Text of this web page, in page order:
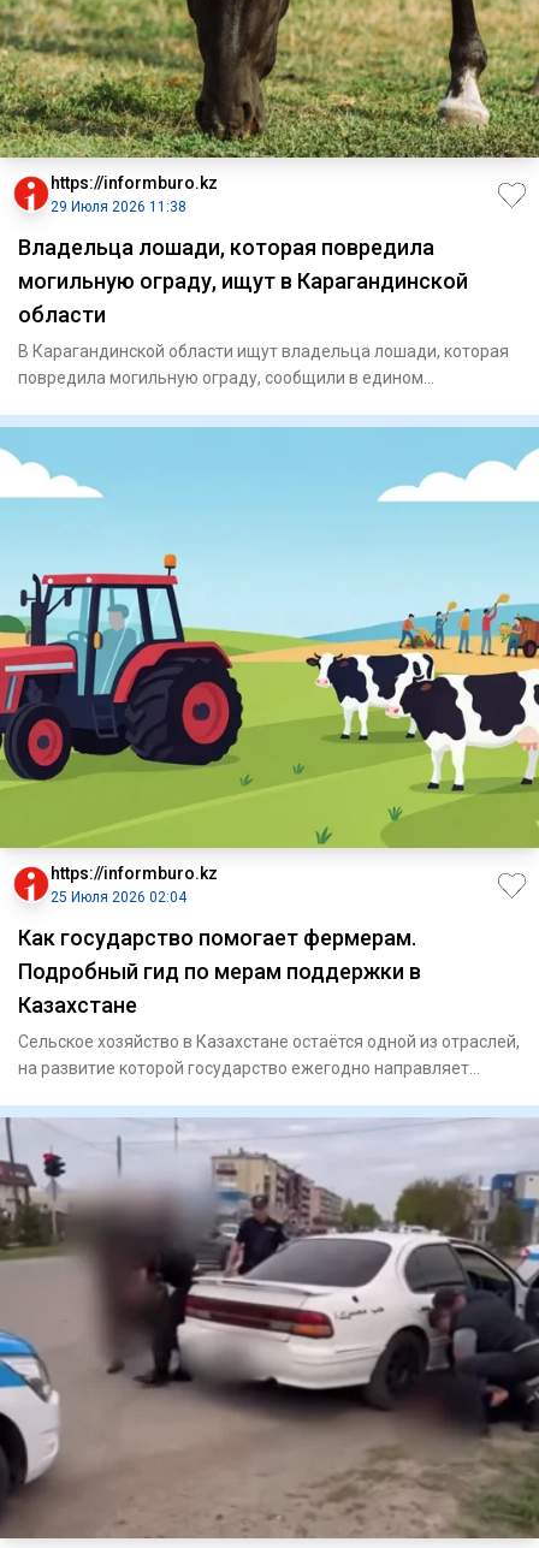
https://informburo.kz
29 Июля 2026 11:38
Владельца лошади, которая повредила
могильную ограду, ищут в Карагандинской
области
В Карагандинской области ищут владельца лошади, которая
повредила могильную ограду, сообщили в едином
https://informburo.kz
25 Июля 2026 02:04
Как государство помогает фермерам.
Подробный гид по мерам поддержки в
Казахстане
Сельское хозяйство в Казахстане остаётся одной из отраслей,
на развитие которой государство ежегодно направляет